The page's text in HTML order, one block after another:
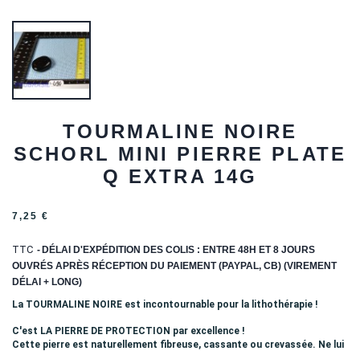
TOURMALINE NOIRE
SCHORL MINI PIERRE PLATE
Q EXTRA 14G
7,25 €
TTC
DÉLAI D'EXPÉDITION DES COLIS : ENTRE 48H ET 8 JOURS
OUVRÉS APRÈS RÉCEPTION DU PAIEMENT (PAYPAL, CB) (VIREMENT
DÉLAI + LONG)
La TOURMALINE NOIRE est incontournable pour la lithothérapie !
C'est LA PIERRE DE PROTECTION par excellence !
Cette pierre est naturellement fibreuse, cassante ou crevassée. Ne lui